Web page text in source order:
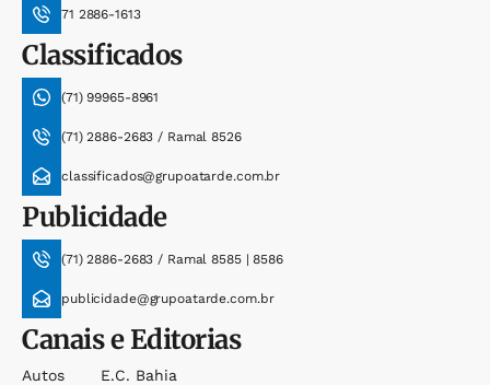
71 2886-1613
Classificados
(71) 99965-8961
(71) 2886-2683 / Ramal 8526
classificados@grupoatarde.com.br
Publicidade
(71) 2886-2683 / Ramal 8585 | 8586
publicidade@grupoatarde.com.br
Canais e Editorias
Autos
E.c. Bahia